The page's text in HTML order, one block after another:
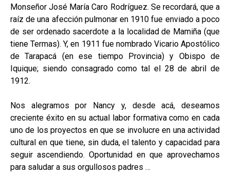
Monseñor José María Caro Rodríguez. Se recordará, que a
raíz de una afección pulmonar en 1910 fue enviado a poco
de ser ordenado sacerdote a la localidad de Mamiña (que
tiene Termas). Y, en 1911 fue nombrado Vicario Apostólico
de Tarapacá (en ese tiempo Provincia) y Obispo de
Iquique; siendo consagrado como tal el 28 de abril de
1912.
Nos alegramos por Nancy y, desde acá, deseamos
creciente éxito en su actual labor formativa como en cada
uno de los proyectos en que se involucre en una actividad
cultural en que tiene, sin duda, el talento y capacidad para
seguir ascendiendo. Oportunidad en que aprovechamos
para saludar a sus orgullosos padres …